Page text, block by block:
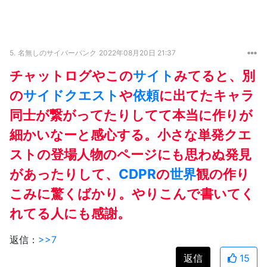
5. 名無しのサイバーパンク 2022年08月20日 21:37
チャットログやこのサイト みてると、別
のサイドクエストや依頼に出てたキャラ
同士が繋がってたりしてて本当に作りが
細かいなーと感心する。小さな単発クエ
ストの登場人物のページにも思わぬ発見
があったりして、 CDPRの世界観の作り
こみに驚くばかり。やりこんで書いてく
れてる人にも感謝。
返信： >>7
返信
15